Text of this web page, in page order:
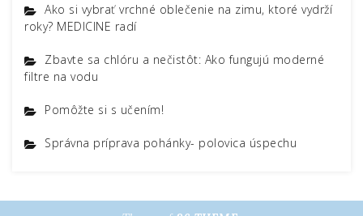
Ako si vybrať vrchné oblečenie na zimu, ktoré vydrží
roky? MEDICINE radí
Zbavte sa chlóru a nečistôt: Ako fungujú moderné
filtre na vodu
Pomôžte si s učením!
Správna príprava pohánky- polovica úspechu